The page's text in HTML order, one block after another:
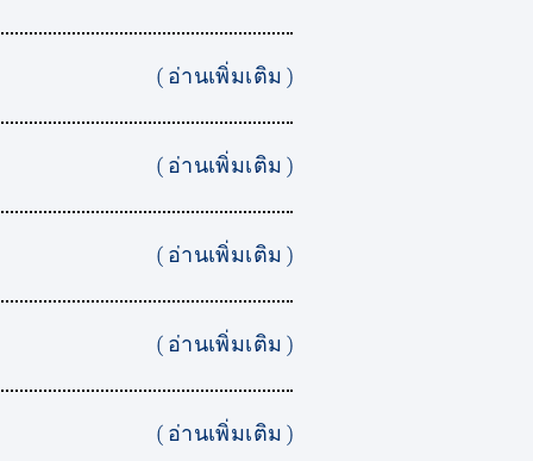
( อ่านเพิ่มเติม )
( อ่านเพิ่มเติม )
( อ่านเพิ่มเติม )
( อ่านเพิ่มเติม )
( อ่านเพิ่มเติม )